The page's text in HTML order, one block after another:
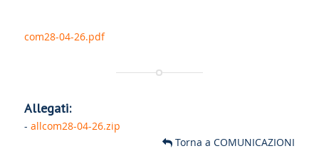
com28-04-26.pdf
Allegati:
- allcom28-04-26.zip
Torna a COMUNICAZIONI